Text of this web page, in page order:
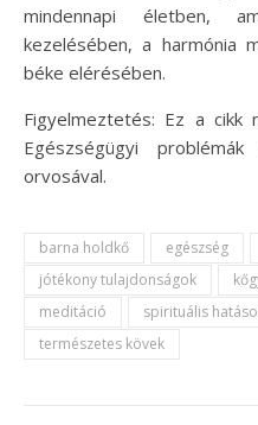
mindennapi életben,
kezelésében, a harmónia
béke elérésében.
Figyelmeztetés: Ez a cikk
Egészségügyi
orvosával.
barna holdkő egészség
jótékony tulajdonságok
meditáció
spirituális
természetes kövek